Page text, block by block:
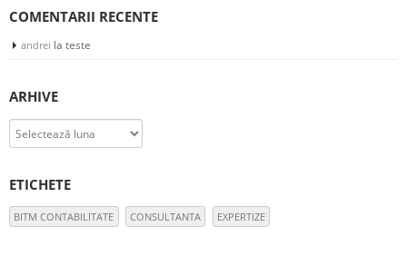
COMENTARII RECENTE
andrei la teste
ARHIVE
Arhive
ETICHETE
BITM CONTABILITATE CONSULTANTA EXPERTIZE